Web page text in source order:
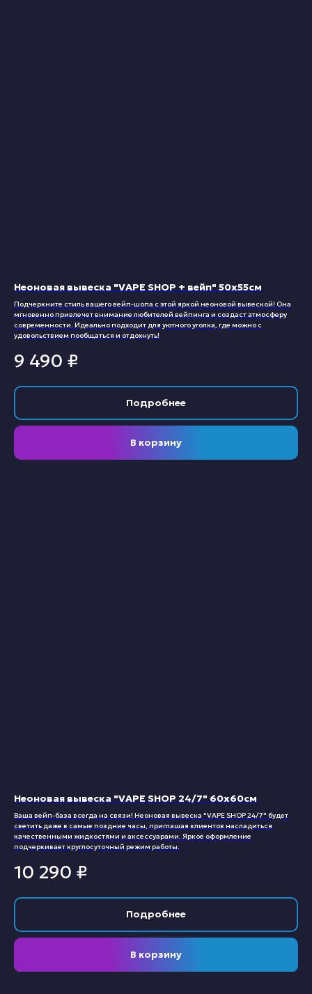
Неоновая вывеска "VAPE SHOP + вейп" 50х55см
Подчеркните стиль вашего вейп-шопа с этой яркой неоновой вывеской! Она
мгновенно привлечет внимание любителей вейпинга и создаст атмосферу
современности. Идеально подходит для уютного уголка, где можно с
удовольствием пообщаться и отдохнуть!
9 490 ₽
Подробнее
В корзину
Неоновая вывеска "VAPE SHOP 24/7" 60х60см
Ваша вейп-база всегда на связи! Неоновая вывеска "VAPE SHOP 24/7" будет
светить даже в самые поздние часы, приглашая клиентов насладиться
качественными жидкостями и аксессуарами. Яркое оформление
подчеркивает круглосуточный режим работы.
10 290 ₽
Подробнее
В корзину